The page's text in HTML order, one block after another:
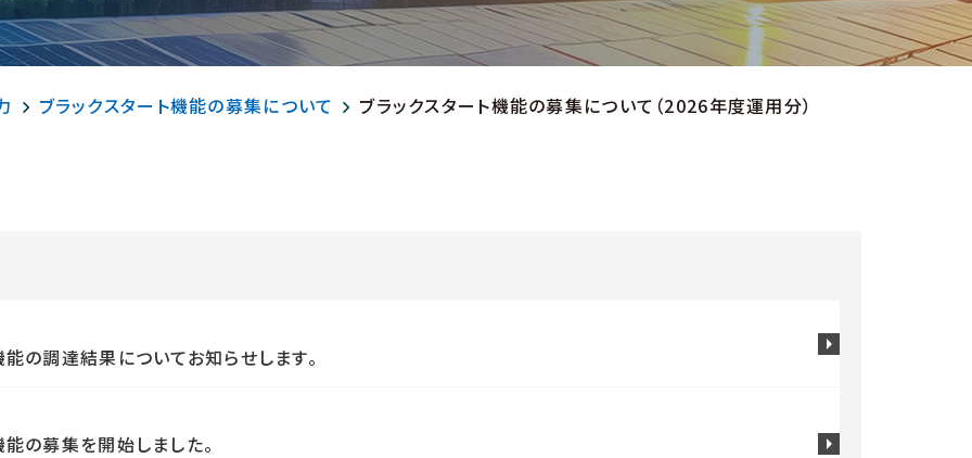
ブラックスタート機能の募集について ブラックスタート機能の募集について（2026年度運用分）
の調達結果についてお知らせします。
の募集を開始しました。